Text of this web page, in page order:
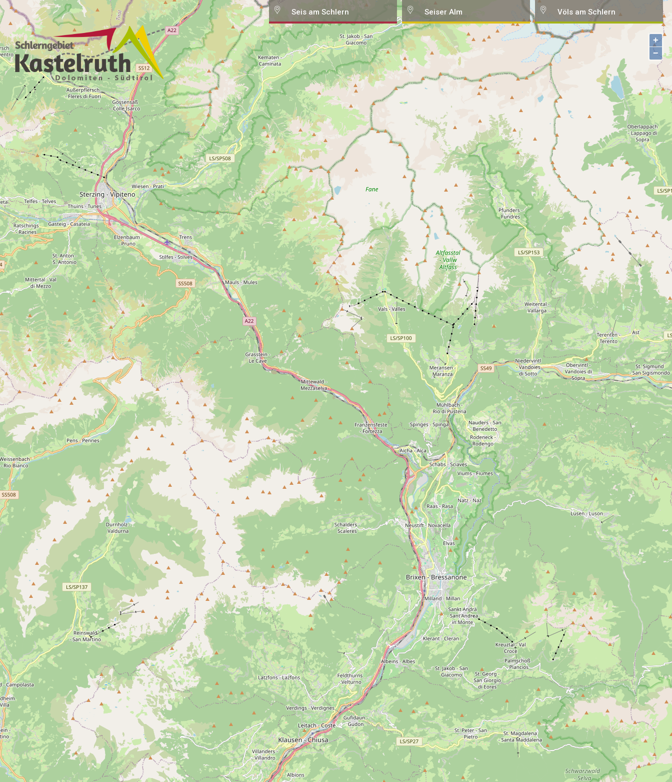
Seis am Schlern Seiser Alm Völs am Schlern
+
−